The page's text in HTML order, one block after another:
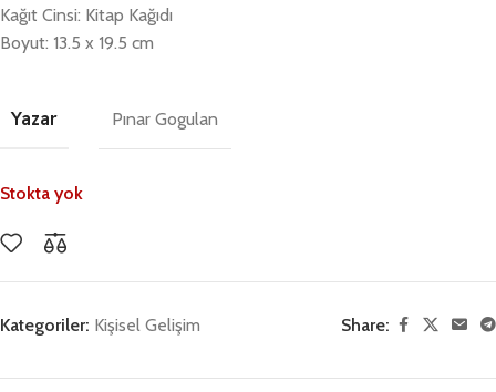
Kağıt Cinsi: Kitap Kağıdı
Boyut: 13.5 x 19.5 cm
Yazar Pınar Gogulan
Stokta yok
Kategoriler: Kişisel Gelişim Share: